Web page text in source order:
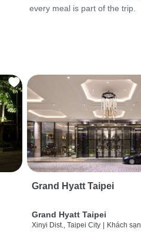
every meal is part of the trip.
Grand Hyatt Taipei
Grand Hyatt Taipei
Xinyi Dist., Taipei City Khách sạn